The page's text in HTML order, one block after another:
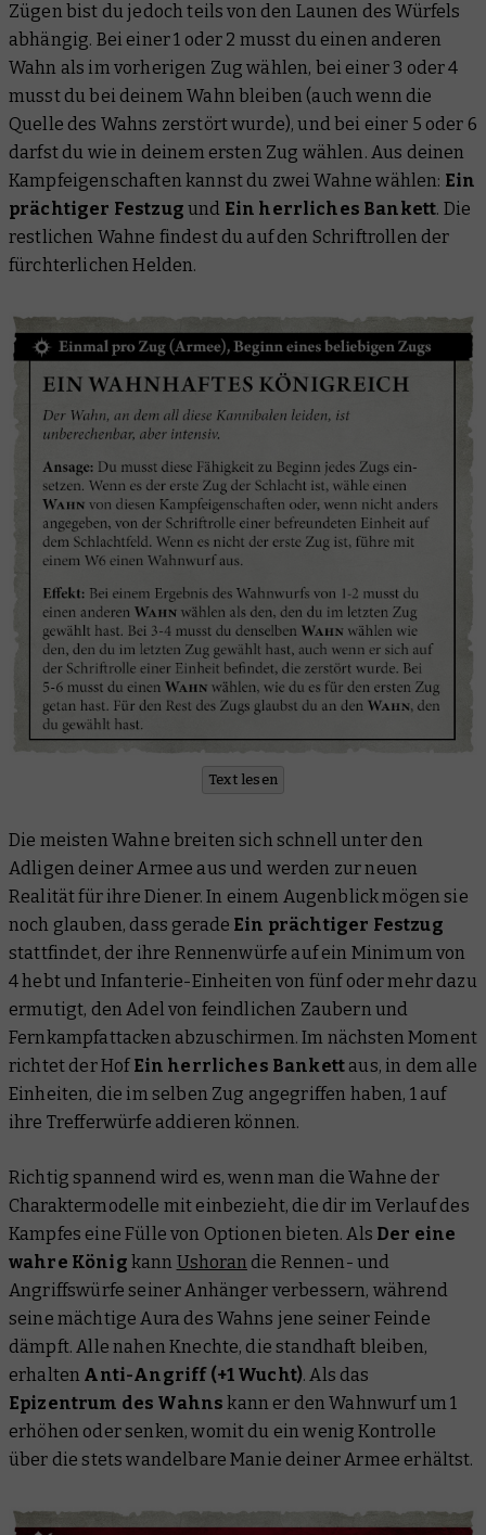
Zügen bist du jedoch teils von den Launen des Würfels
abhängig. Bei einer 1 oder 2 musst du einen anderen
Wahn als im vorherigen Zug wählen, bei einer 3 oder 4
musst du bei deinem Wahn bleiben (auch wenn die
Quelle des Wahns zerstört wurde), und bei einer 5 oder 6
darfst du wie in deinem ersten Zug wählen. Aus deinen
Kampfeigenschaften kannst du zwei Wahne wählen: Ein
prächtiger Festzug und Ein herrliches Bankett. Die
restlichen Wahne findest du auf den Schriftrollen der
fürchterlichen Helden.
Text lesen
Die meisten Wahne breiten sich schnell unter den
Adligen deiner Armee aus und werden zur neuen
Realität für ihre Diener. In einem Augenblick mögen sie
noch glauben, dass gerade Ein prächtiger Festzug
stattfindet, der ihre Rennenwürfe auf ein Minimum von
4 hebt und Infanterie-Einheiten von fünf oder mehr dazu
ermutigt, den Adel von feindlichen Zaubern und
Fernkampfattacken abzuschirmen. Im nächsten Moment
richtet der Hof Ein herrliches Bankett aus, in dem alle
Einheiten, die im selben Zug angegriffen haben, 1 auf
ihre Trefferwürfe addieren können.
Richtig spannend wird es, wenn man die Wahne der
Charaktermodelle mit einbezieht, die dir im Verlauf des
Kampfes eine Fülle von Optionen bieten. Als Der eine
wahre König kann Ushoran die Rennen- und
Angriffswürfe seiner Anhänger verbessern, während
seine mächtige Aura des Wahns jene seiner Feinde
dämpft. Alle nahen Knechte, die standhaft bleiben,
erhalten Anti-Angriff (+1 Wucht). Als das
Epizentrum des Wahns kann er den Wahnwurf um 1
erhöhen oder senken, womit du ein wenig Kontrolle
über die stets wandelbare Manie deiner Armee erhältst.